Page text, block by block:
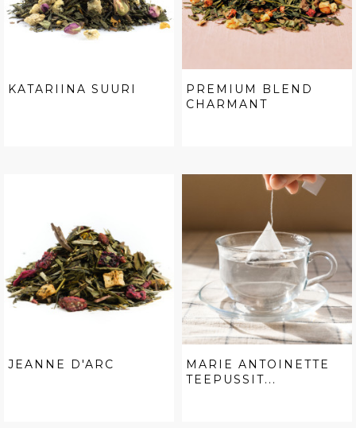
KATARIINA SUURI
PREMIUM BLEND
CHARMANT
JEANNE D'ARC
MARIE ANTOINETTE
TEEPUSSIT...